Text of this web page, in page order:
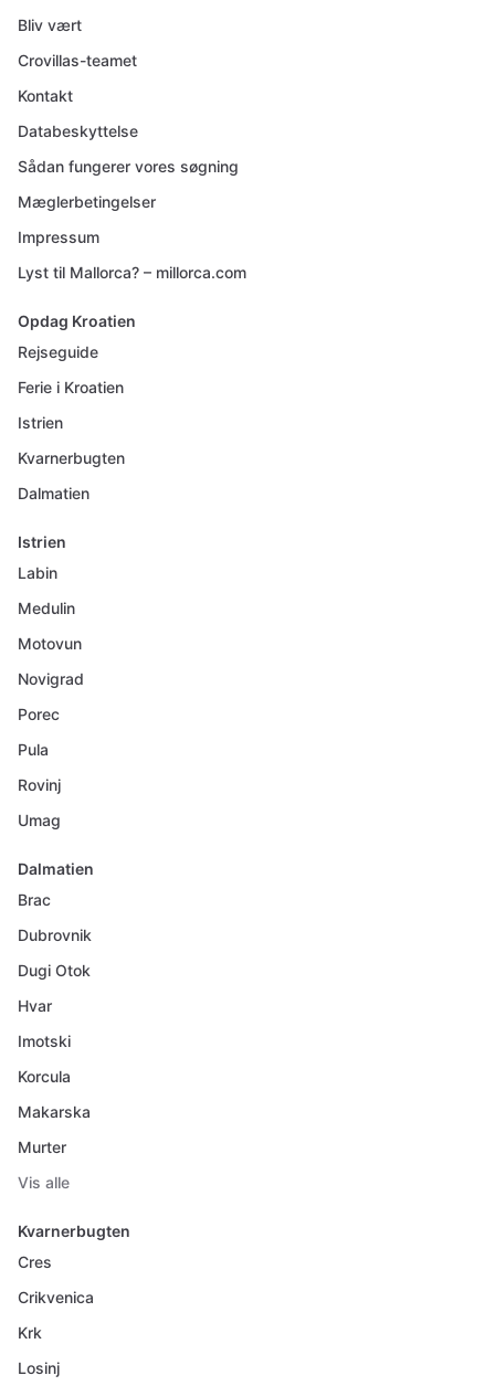
Bliv vært
Crovillas-teamet
Kontakt
Databeskyttelse
Sådan fungerer vores søgning
Mæglerbetingelser
Impressum
Lyst til Mallorca? – millorca.com
Opdag Kroatien
Rejseguide
Ferie i Kroatien
Istrien
Kvarnerbugten
Dalmatien
Istrien
Labin
Medulin
Motovun
Novigrad
Porec
Pula
Rovinj
Umag
Dalmatien
Brac
Dubrovnik
Dugi Otok
Hvar
Imotski
Korcula
Makarska
Murter
Vis alle
Kvarnerbugten
Cres
Crikvenica
Krk
Losinj